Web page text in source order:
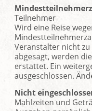
Teilnehmer
Wird eine Reise
Veranstalter nicht
abgesagt, werden
erstattet. Ein
ausgeschlossen.
Nicht
Mahlzeiten und